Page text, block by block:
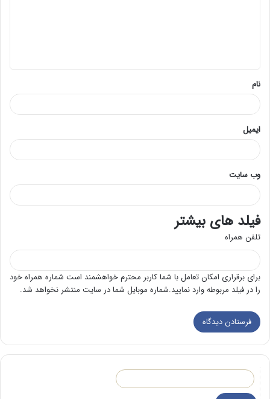
*
نام
ایمیل
وب‌ سایت
فیلد های بیشتر
تلفن همراه
برای برقراری امکان تعامل با شما کاربر محترم خواهشمند است شماره همراه خود
را در فیلد مربوطه وارد نمایید.شماره موبایل شما در سایت منتشر نخواهد شد.